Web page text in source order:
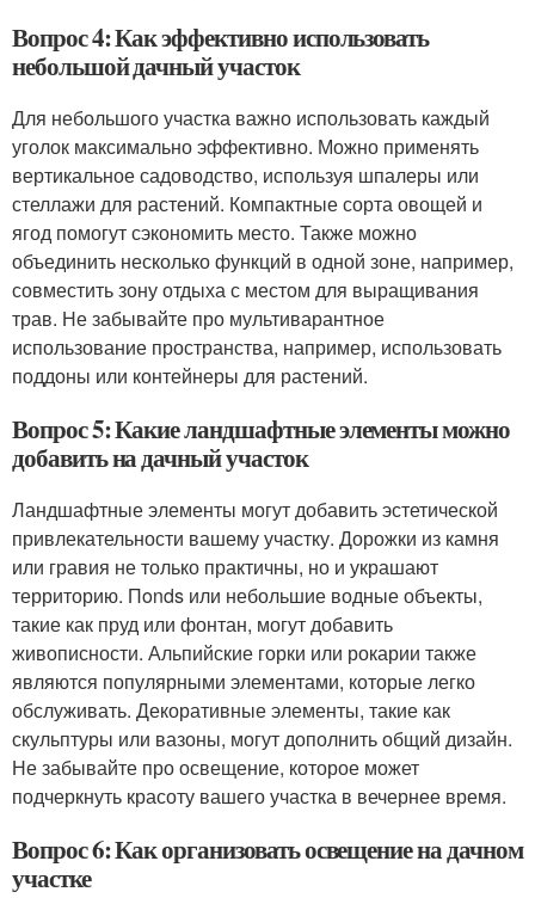
Вопрос 4: Как эффективно использовать
небольшой дачный участок
Для небольшого участка важно использовать каждый
уголок максимально эффективно. Можно применять
вертикальное садоводство, используя шпалеры или
стеллажи для растений. Компактные сорта овощей и
ягод помогут сэкономить место. Также можно
объединить несколько функций в одной зоне, например,
совместить зону отдыха с местом для выращивания
трав. Не забывайте про мультиварантное
использование пространства, например, использовать
поддоны или контейнеры для растений.
Вопрос 5: Какие ландшафтные элементы можно
добавить на дачный участок
Ландшафтные элементы могут добавить эстетической
привлекательности вашему участку. Дорожки из камня
или гравия не только практичны, но и украшают
территорию. Пonds или небольшие водные объекты,
такие как пруд или фонтан, могут добавить
живописности. Альпийские горки или рокарии также
являются популярными элементами, которые легко
обслуживать. Декоративные элементы, такие как
скульптуры или вазоны, могут дополнить общий дизайн.
Не забывайте про освещение, которое может
подчеркнуть красоту вашего участка в вечернее время.
Вопрос 6: Как организовать освещение на дачном
участке